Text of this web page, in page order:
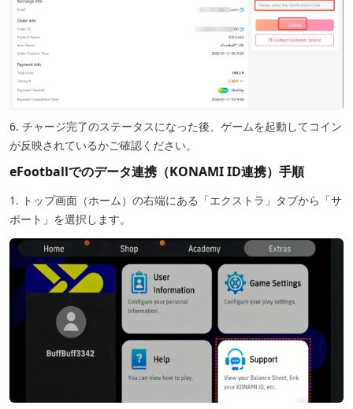
6. チャージ完了のステータスになった後、ゲームを起動してコイン
が反映されているかご確認ください。
eFootballでのデータ連携（KONAMI ID連携）手順
1. トップ画面（ホーム）の右端にある「エクストラ」タブから「サ
ポート」を選択します。